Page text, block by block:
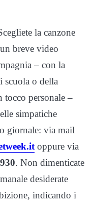
la canzone
breve video
– con la
o della
tocco personale –
simpatiche
giornale: via mail
oppure via
. Non dimenticate
desiderate
indicando i